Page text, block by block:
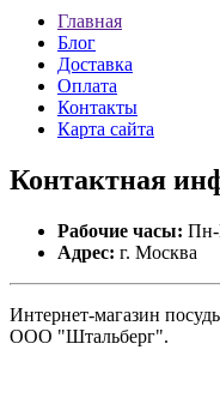
Главная
Блог
Доставка
Оплата
Контакты
Карта сайта
Контактная
Рабочие часы: Пн-
Адрес: г. Москва
Интернет-магазин
ООО "Штальберг".